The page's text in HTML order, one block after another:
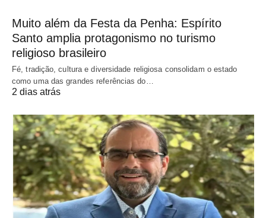
Muito além da Festa da Penha: Espírito
Santo amplia protagonismo no turismo
religioso brasileiro
Fé, tradição, cultura e diversidade religiosa consolidam o estado
como uma das grandes referências do…
2 dias atrás